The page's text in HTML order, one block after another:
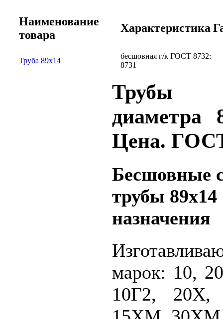
Наименование
товара
Характеристика
Труба 89х14
бесшовная г/к ГОСТ 8732:
8731
Трубы
Цена.
Бесшовные
трубы
назначения
марок: 10,
10Г2,